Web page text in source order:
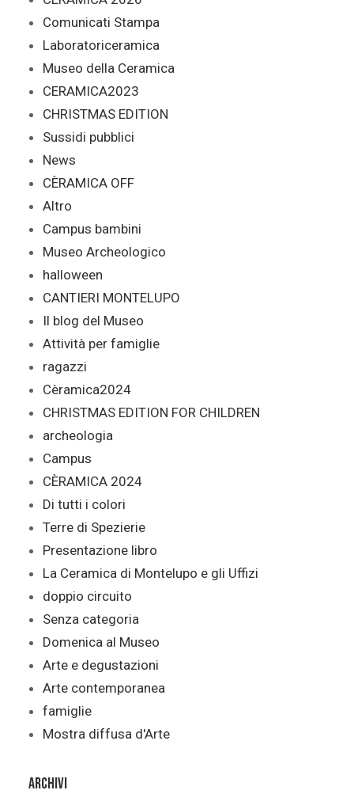
Comunicati Stampa
Laboratoriceramica
Museo della Ceramica
CERAMICA2023
CHRISTMAS EDITION
Sussidi pubblici
News
CÈRAMICA OFF
Altro
Campus bambini
Museo Archeologico
halloween
CANTIERI MONTELUPO
Il blog del Museo
Attività per famiglie
ragazzi
Cèramica2024
CHRISTMAS EDITION FOR CHILDREN
archeologia
Campus
CÈRAMICA 2024
Di tutti i colori
Terre di Spezierie
Presentazione libro
La Ceramica di Montelupo e gli Uffizi
doppio circuito
Senza categoria
Domenica al Museo
Arte e degustazioni
Arte contemporanea
famiglie
Mostra diffusa d'Arte
Archivi